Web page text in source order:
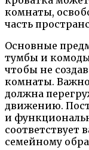
комнаты,
часть
Основные
тумбы и
чтобы не
комнаты. Важно
должна
движению.
и
соответствует
семейному